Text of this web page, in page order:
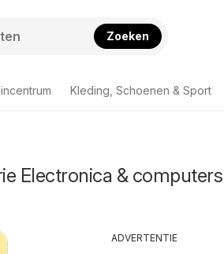
Zoeken
Kleding, Schoenen & Sport
Electronica &
ADVERTENTIE